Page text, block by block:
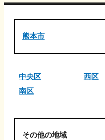
熊本市
中央区 西区
南区
その他の地域